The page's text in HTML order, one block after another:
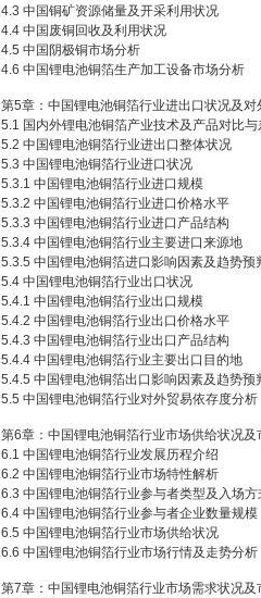
4.3 中国铜矿资源储量及开采利用状况
4.4 中国废铜回收及利用状况
4.5 中国阴极铜市场分析
4.6 中国锂电池铜箔生产加工设备市场分析
第5章：中国锂电池铜箔行业进出口状况及对
5.1 国内外锂电池铜箔产业技术及产品对比
5.2 中国锂电池铜箔行业进出口整体状况
5.3 中国锂电池铜箔行业进口状况
5.3.1 中国锂电池铜箔行业进口规模
5.3.2 中国锂电池铜箔行业进口价格水平
5.3.3 中国锂电池铜箔行业进口产品结构
5.3.4 中国锂电池铜箔行业主要进口来源地
5.3.5 中国锂电池铜箔进口影响因素及趋势预
5.4 中国锂电池铜箔行业出口状况
5.4.1 中国锂电池铜箔行业出口规模
5.4.2 中国锂电池铜箔行业出口价格水平
5.4.3 中国锂电池铜箔行业出口产品结构
5.4.4 中国锂电池铜箔行业主要出口目的地
5.4.5 中国锂电池铜箔出口影响因素及趋势预
5.5 中国锂电池铜箔行业对外贸易依存度分析
第6章：中国锂电池铜箔行业市场供给状况及
6.1 中国锂电池铜箔行业发展历程介绍
6.2 中国锂电池铜箔行业市场特性解析
6.3 中国锂电池铜箔行业参与者类型及入场方
6.4 中国锂电池铜箔行业参与者企业数量规模
6.5 中国锂电池铜箔行业市场供给状况
6.6 中国锂电池铜箔行业市场行情及走势分析
第7章：中国锂电池铜箔行业市场需求状况及